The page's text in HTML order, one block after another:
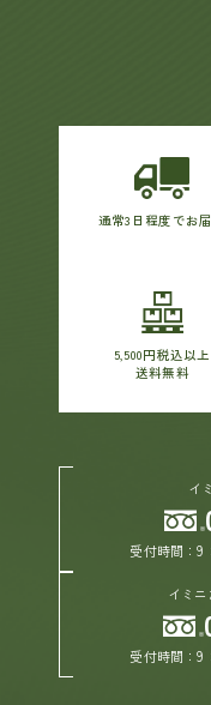
通常3日程度でお
5,500円税込以上
送料無料
イ
受付時間：9
イミ
受付時間：9